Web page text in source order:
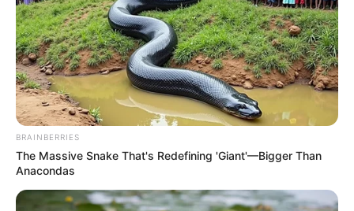
BRAINBERRIES
The Massive Snake That's Redefining 'Giant'—Bigger Than
Anacondas